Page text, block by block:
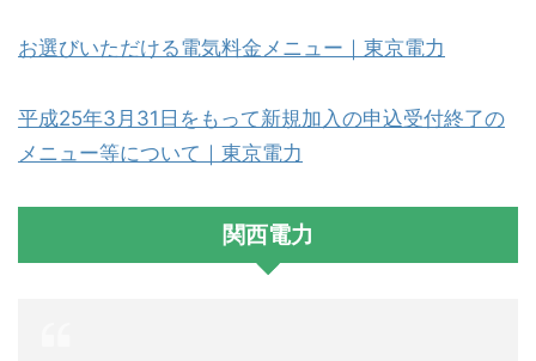
お選びいただける電気料金メニュー｜東京電力
平成25年3月31日をもって新規加入の申込受付終了の
メニュー等について｜東京電力
関西電力